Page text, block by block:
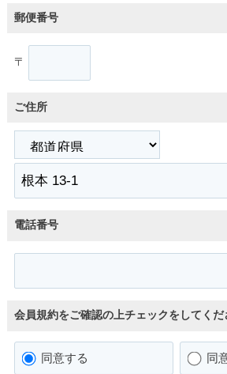
郵便番号
〒
ご住所
電話番号
会員規約をご確認の上チェックをしてくだ
同意する 同